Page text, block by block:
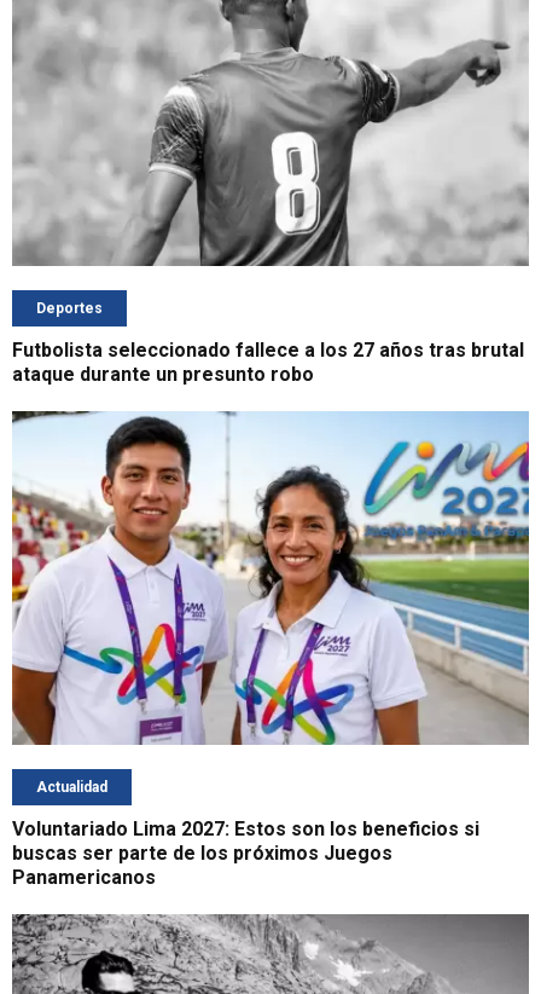
Deportes
Futbolista seleccionado fallece a los 27 años tras brutal
ataque durante un presunto robo
Actualidad
Voluntariado Lima 2027: Estos son los beneficios si
buscas ser parte de los próximos Juegos
Panamericanos